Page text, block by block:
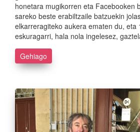
honetara mugikorren eta Facebooken
sareko beste erabiltzaile batzuekin
elkarreragiteko aukera ematen du, eta
eskuragarri, hala nola ingelesez,
Gehiago